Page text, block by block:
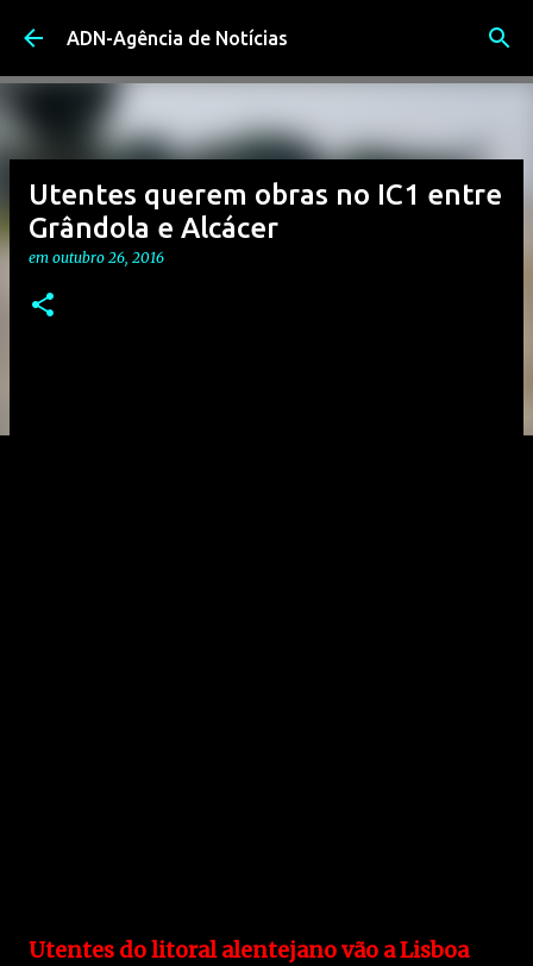
Avançar para o conteúdo principal
ADN-Agência de Notícias
Utentes querem obras no IC1 entre
Grândola e Alcácer
em outubro 26, 2016
Utentes do litoral alentejano vão a Lisboa